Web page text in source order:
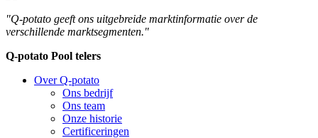
"Q-potato geeft ons uitgebreide marktinformatie over de
verschillende marktsegmenten."
Q-potato Pool telers
Over Q-potato
Ons bedrijf
Ons team
Onze historie
Certificeringen